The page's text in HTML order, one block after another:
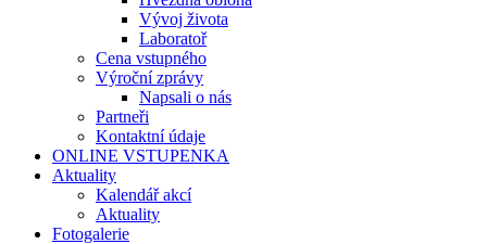
Vývoj života
Laboratoř
Cena vstupného
Výroční zprávy
Napsali o nás
Partneři
Kontaktní údaje
ONLINE VSTUPENKA
Aktuality
Kalendář akcí
Aktuality
Fotogalerie